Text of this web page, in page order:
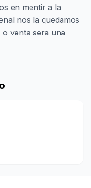
en mentir a la
nos la quedamos
venta sera una